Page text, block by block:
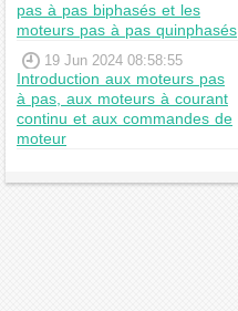
pas à pas biphasés et les
moteurs pas à pas quinphasés
19 Jun 2024 08:58:55
Introduction aux moteurs pas
à pas, aux moteurs à courant
continu et aux commandes de
moteur